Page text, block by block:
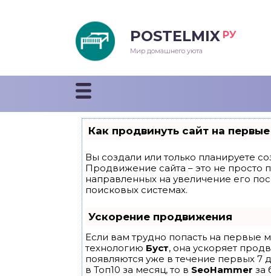
POSTELMIX РУ
Мир домашнего уюта
Как продвинуть сайт на
Вы создали или только планируете
Продвижение сайта – это не просто
направленных на увеличение его
поисковых системах.
Ускорение продвижения
Если вам трудно попасть на первые
технологию Буст, она ускоряет
появляются уже в течение первых 7
в Топ10 за месяц, то в SeoHammer за